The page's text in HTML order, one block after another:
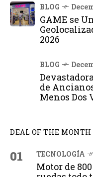
BLOG
GAME se
2026
BLOG
de
Menos Dos
DEAL OF THE MONTH
01 TECNOLOGÍA
Motor de